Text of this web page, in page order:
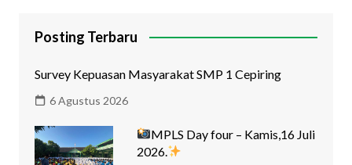
Posting Terbaru
Survey Kepuasan Masyarakat SMP 1 Cepiring
6 Agustus 2026
MPLS Day four – Kamis,16 Juli
2026.